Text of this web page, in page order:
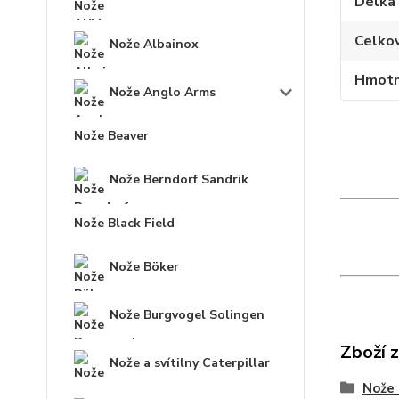
Nože Albainox
Nože Anglo Arms
Nože Beaver
Nože Berndorf Sandrik
Nože Black Field
Nože Böker
Nože Burgvogel Solingen
Nože a svítilny Caterpillar Zboží